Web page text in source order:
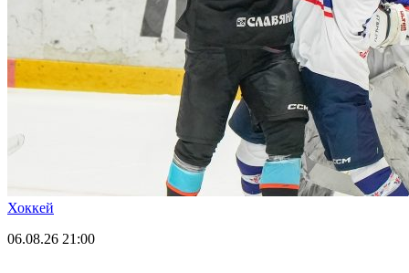
Хоккей
06.08.26 21:00